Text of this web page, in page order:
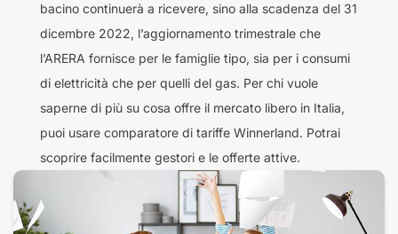
bacino continuerà a ricevere, sino alla scadenza del 31
dicembre 2022, l’aggiornamento trimestrale che
l’ARERA fornisce per le famiglie tipo, sia per i consumi
di elettricità che per quelli del gas. Per chi vuole
saperne di più su cosa offre il mercato libero in Italia,
puoi usare comparatore di tariffe Winnerland. Potrai
scoprire facilmente gestori e le offerte attive.